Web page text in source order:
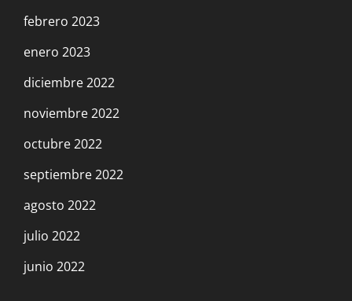
febrero 2023
enero 2023
diciembre 2022
noviembre 2022
octubre 2022
septiembre 2022
agosto 2022
julio 2022
junio 2022